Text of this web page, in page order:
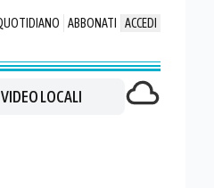
ABBONATI ACCEDI
VIDEO LOCALI